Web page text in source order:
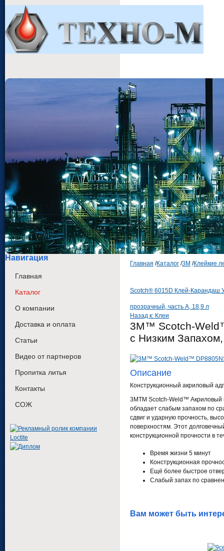
Навигация
Главная
Каталог
О компании
Доставка и оплата
Статьи
Видео от партнеров
Пропитка литья
Контакты
СОЖ
Главная /Каталог /3М /Клейкие
Scotch® 6015D Клей-Карандаш
прозрачный, часть А, 18,9 л
Назад к: Клеи
3M™ Scotch-
с Низким
Описание
Конструкционный акриловый
3MTM Scotch-Weld™ Акриловый
обладает слабым запахом по
сдвиг и ударную прочность,
поверхностям. Этот
конструкционной прочности в
Время жизни 5 минут
Конструкционная
Ещё более быстрое
Слабый запах по
Вам может быть